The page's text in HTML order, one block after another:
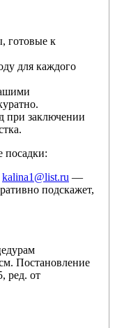
готовые к
для каждого
при заключении
посадки:
kalina1@list.ru —
подскажет,
Постановление
ред. от